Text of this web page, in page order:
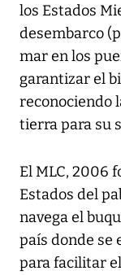
los Estados
desembarco
mar en los
garantizar el
reconociendo
tierra para su
El MLC, 2006
Estados del
navega el
país donde se
para facilitar